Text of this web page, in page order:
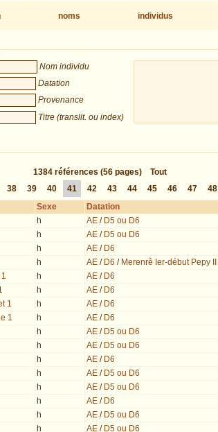
noms individus
Nom individu
Datation
Provenance
Titre (translit. ou index)
1384 références (56 pages)
Tout
38 39 40 41 42 43 44 45 46 47 48
Sexe Datation
h AE/ D5 ou D6
h AE/ D5 ou D6
h AE/ D6
h AE/ D6 / Merenrê Ier-début Pepy II
h AE/ D6
h AE/ D6
1 h AE/ D6
1 h AE/ D6
h AE/ D5 ou D6
h AE/ D5 ou D6
h AE/ D6
h AE/ D5 ou D6
h AE/ D5 ou D6
h AE/ D6
h AE/ D5 ou D6
h AE/ D5 ou D6